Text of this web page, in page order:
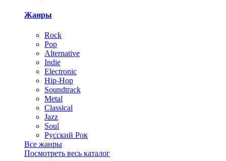
Жанры
Rock
Pop
Alternative
Indie
Electronic
Hip-Hop
Soundtrack
Metal
Classical
Jazz
Soul
Русский Рок
Все жанры
Посмотреть весь каталог